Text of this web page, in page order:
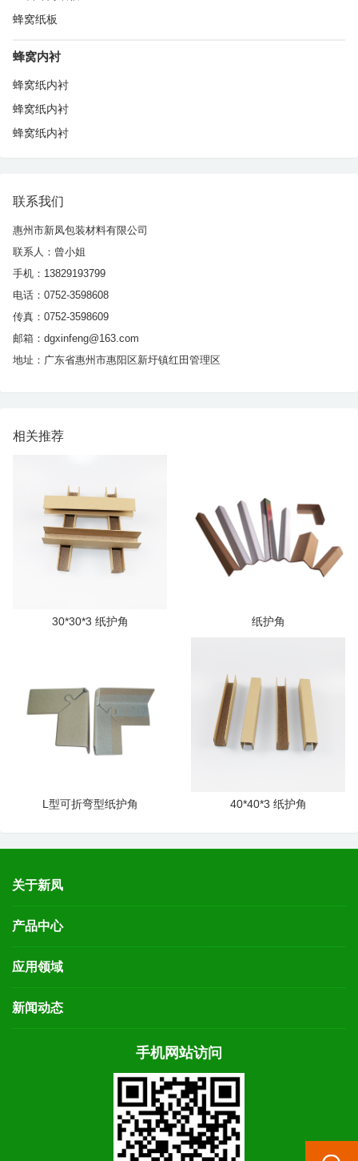
蜂窝纸板
蜂窝内衬
蜂窝纸内衬
蜂窝纸内衬
蜂窝纸内衬
联系我们
惠州市新凤包装材料有限公司
联系人：曾小姐
手机：13829193799
电话：0752-3598608
传真：0752-3598609
邮箱：dgxinfeng@163.com
地址：广东省惠州市惠阳区新圩镇红田管理区
相关推荐
30*30*3 纸护角 纸护角
L型可折弯型纸护角 40*40*3 纸护角
关于新凤
产品中心
应用领域
新闻动态
手机网站访问